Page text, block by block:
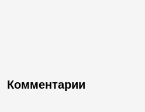
Комментарии